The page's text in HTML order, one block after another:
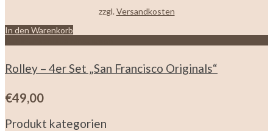
zzgl.Versandkosten
In den Warenkorb
Rolley – 4er Set „San Francisco Originals“
€49,00
Produkt kategorien